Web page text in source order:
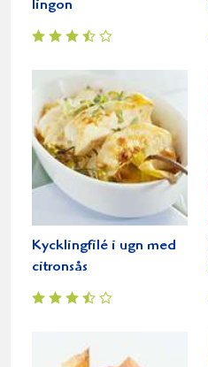
lingon
Kycklingfilé i ugn med
citronsås